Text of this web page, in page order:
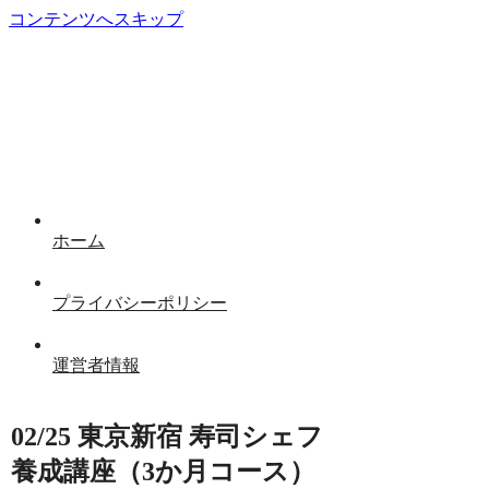
コンテンツへスキップ
ホーム
プライバシーポリシー
運営者情報
02/25 東京新宿 寿司シェフ
養成講座（3か月コース）